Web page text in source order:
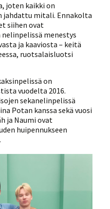
joten kaikki on
jahdattu mitali. Ennakolta
siihen ovat
menestys
ja kaaviosta – keitä
ruotsalaisluotsi
on
vuodelta 2016.
sekanelinpelissä
Potan kanssa sekä vuosi
ja Naumi ovat
huipennukseen